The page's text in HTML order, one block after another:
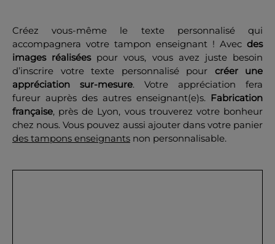
Créez vous-même le texte personnalisé qui
accompagnera votre tampon enseignant ! Avec des
images réaliséespour vous, vous avez juste besoin
d’inscrire votre texte personnalisé pour créer une
appréciation sur-mesure. Votre appréciation fera
fureur auprès des autres enseignant(e)s. Fabrication
française, près de Lyon, vous trouverez votre bonheur
chez nous. Vous pouvez aussi ajouter dans votre panier
des tampons enseignants non personnalisable.
OK